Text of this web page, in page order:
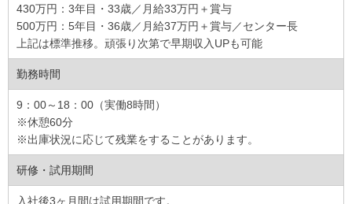
430万円：3年目・33歳／月給33万円＋賞与
500万円：5年目・36歳／月給37万円＋賞与／センター長
上記は標準推移。頑張り次第で早期収入UPも可能
勤務時間
9：00～18：00（実働8時間）
※休憩60分
※出庫状況に応じて残業をすることがあります。
研修・試用期間
入社後3ヶ月間は試用期間です。